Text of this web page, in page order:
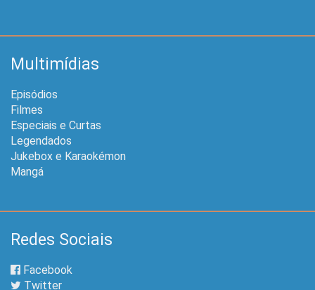
Multimídias
Episódios
Filmes
Especiais e Curtas
Legendados
Jukebox e Karaokémon
Mangá
Redes Sociais
Facebook
Twitter